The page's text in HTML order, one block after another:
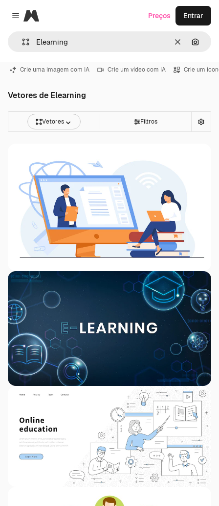
Close menu
Magnific
Limpar
Preços Entrar
Crie uma imagem com IA Crie um vídeo com IA Crie um
Vetores de Elearning
Vetores Filtros